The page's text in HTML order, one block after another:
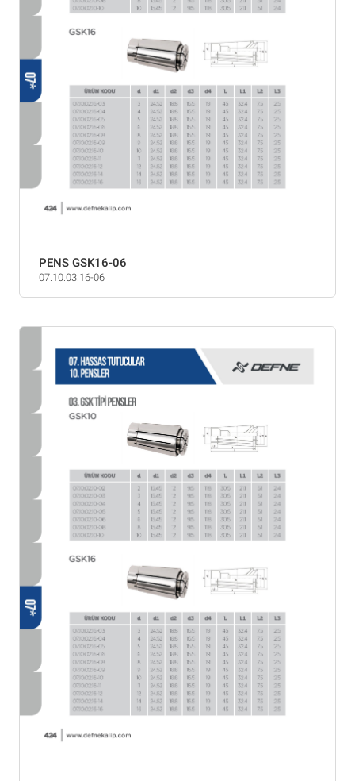
PENS GSK16-06
07.10.03.16-06